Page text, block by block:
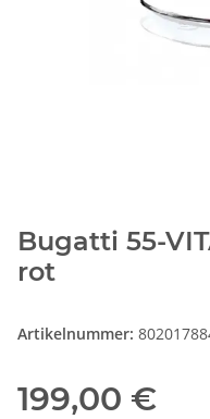
Bugatti 55-
rot
Artikelnummer:
199,00 €